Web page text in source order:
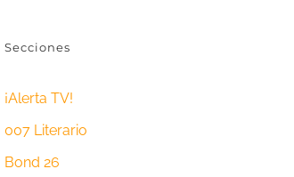
Secciones
¡Alerta TV!
007 Literario
Bond 26